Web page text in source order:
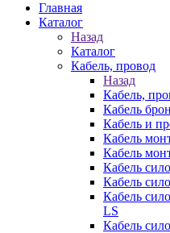
Главная
Каталог
Назад
Каталог
Кабель, провод
Назад
Кабель,
Кабель
Кабель и
Кабель
Кабель
Кабель
Кабель
Кабель
LS
Кабель